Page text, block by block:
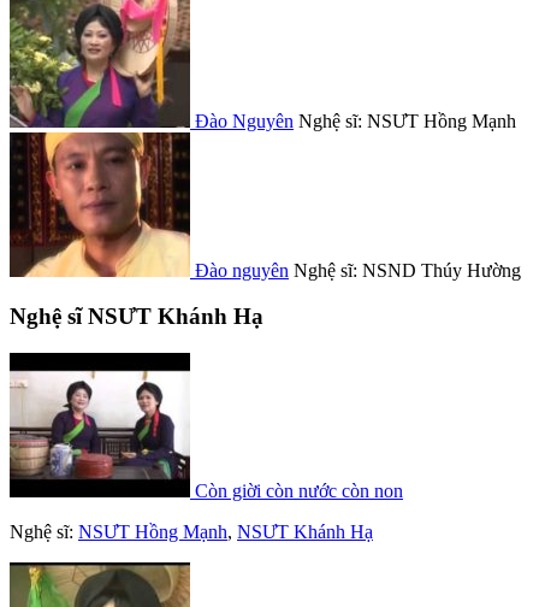
Đào Nguyên Nghệ sĩ: NSƯT Hồng Mạnh
Đào nguyên Nghệ sĩ: NSND Thúy Hường
Nghệ sĩ NSƯT Khánh Hạ
Còn giời còn nước còn non
Nghệ sĩ: NSƯT Hồng Mạnh, NSƯT Khánh Hạ